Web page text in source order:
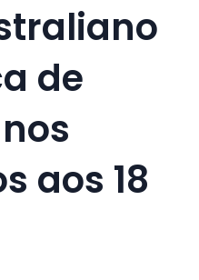
de
aos 18